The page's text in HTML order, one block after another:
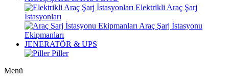
Elektrikli Araç Şarj
İstasyonları
Araç Şarj İstasyonu
Ekipmanları
JENERATÖR & UPS
Piller
Menü